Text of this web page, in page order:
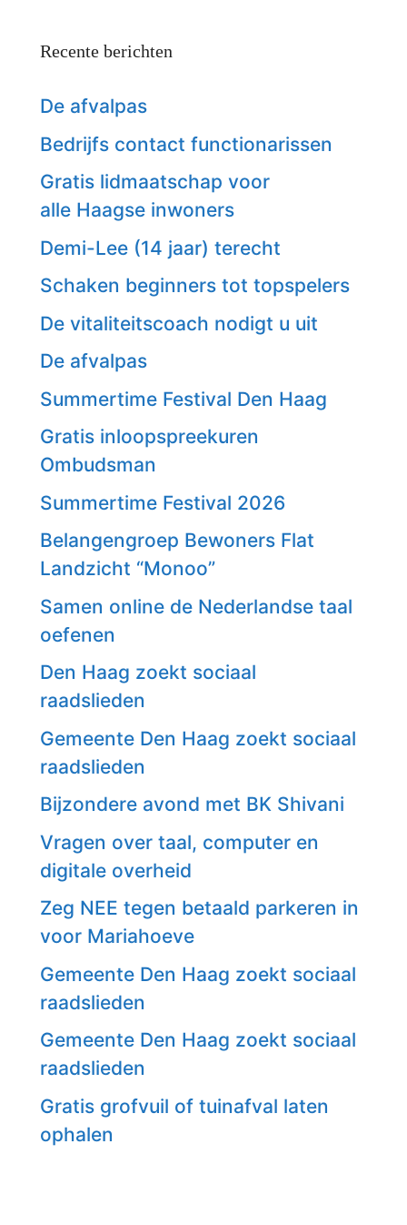
Recente berichten
De afvalpas
Bedrijfs contact functionarissen
Gratis lidmaatschap voor
alle Haagse inwoners
Demi-Lee (14 jaar) terecht
Schaken beginners tot topspelers
De vitaliteitscoach nodigt u uit
De afvalpas
Summertime Festival Den Haag
Gratis inloopspreekuren
Ombudsman
Summertime Festival 2026
Belangengroep Bewoners Flat
Landzicht “Monoo”
Samen online de Nederlandse taal
oefenen
Den Haag zoekt sociaal
raadslieden
Gemeente Den Haag zoekt sociaal
raadslieden
Bijzondere avond met BK Shivani
Vragen over taal, computer en
digitale overheid
Zeg NEE tegen betaald parkeren in
voor Mariahoeve
Gemeente Den Haag zoekt sociaal
raadslieden
Gemeente Den Haag zoekt sociaal
raadslieden
Gratis grofvuil of tuinafval laten
ophalen